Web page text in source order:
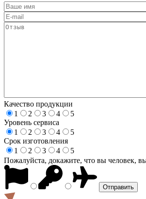
Качество продукции
1
2 3 4
5
Уровень сервиса
1
2 3 4
5
Срок изготовления
1
2 3 4
5
Пожалуйста, докажите, что вы человек,